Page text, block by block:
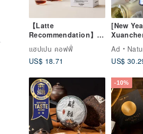
【Latte
Recommendation】
Black Wild Donkey
Blend - Sweet &
Balanced | 8 Pouches
แฮปเปน คอฟฟี่
US$ 18.71
[New
Box/
Tool Set
Ad
US$
-10%